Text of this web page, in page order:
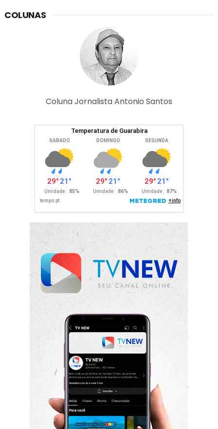
COLUNAS
Coluna Jornalista Antonio Santos